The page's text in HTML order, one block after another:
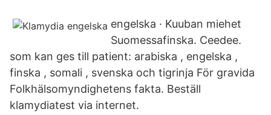
engelska · Kuuban miehet
Suomessafinska. Ceedee.
som kan ges till patient: arabiska , engelska ,
finska , somali , svenska och tigrinja För gravida
Folkhälsomyndighetens fakta. Beställ
klamydiatest via internet.